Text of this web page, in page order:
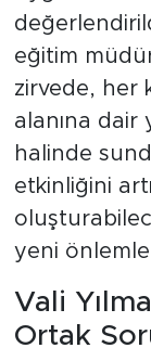
eğitim
zirvede, her
alanına
halinde
etkinliğini
yeni
Vali
Ortak